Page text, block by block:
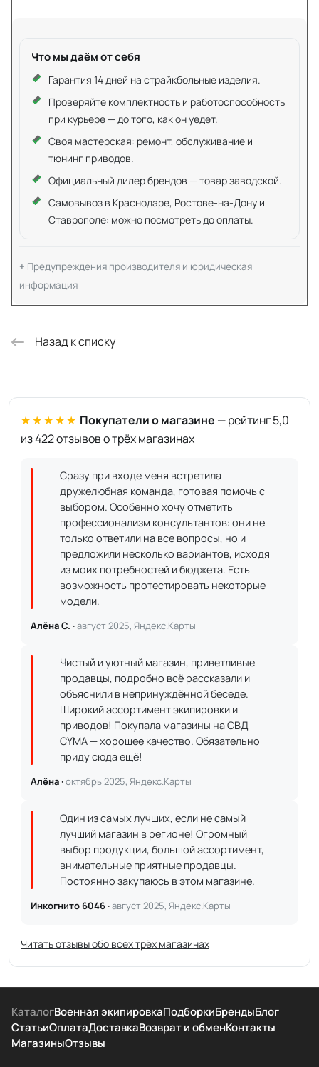
Что мы даём от себя
Гарантия 14 дней на страйкбольные изделия.
Проверяйте комплектность и работоспособность
при курьере — до того, как он уедет.
Своя мастерская: ремонт, обслуживание и
тюнинг приводов.
Официальный дилер брендов — товар заводской.
Самовывоз в Краснодаре, Ростове-на-Дону и
Ставрополе: можно посмотреть до оплаты.
Предупреждения производителя и юридическая
информация
Назад к списку
★★★★★ Покупатели о магазине — рейтинг 5,0
из 422 отзывов о трёх магазинах
Сразу при входе меня встретила
дружелюбная команда, готовая помочь с
выбором. Особенно хочу отметить
профессионализм консультантов: они не
только ответили на все вопросы, но и
предложили несколько вариантов, исходя
из моих потребностей и бюджета. Есть
возможность протестировать некоторые
модели.
Алёна С. ·август 2025, Яндекс.Карты
Чистый и уютный магазин, приветливые
продавцы, подробно всё рассказали и
объяснили в непринуждённой беседе.
Широкий ассортимент экипировки и
приводов! Покупала магазины на СВД
CYMA — хорошее качество. Обязательно
приду сюда ещё!
Алёна ·октябрь 2025, Яндекс.Карты
Один из самых лучших, если не самый
лучший магазин в регионе! Огромный
выбор продукции, большой ассортимент,
внимательные приятные продавцы.
Постоянно закупаюсь в этом магазине.
Инкогнито 6046 ·август 2025, Яндекс.Карты
Читать отзывы обо всех трёх магазинах
КаталогВоенная экипировкаПодборкиБрендыБлог
СтатьиОплатаДоставкаВозврат и обменКонтакты
МагазиныОтзывы